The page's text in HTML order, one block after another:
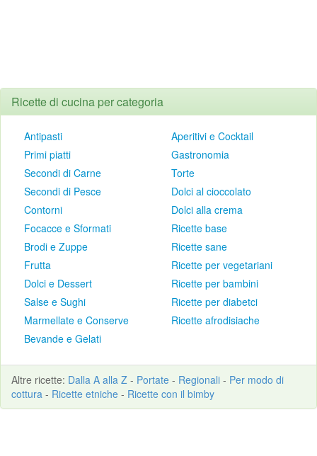
Ricette di cucina per categoria
Antipasti
Primi piatti
Secondi di Carne
Secondi di Pesce
Contorni
Focacce e Sformati
Brodi e Zuppe
Frutta
Dolci e Dessert
Salse e Sughi
Marmellate e Conserve
Bevande e Gelati
Aperitivi e Cocktail
Gastronomia
Torte
Dolci al cioccolato
Dolci alla crema
Ricette base
Ricette sane
Ricette per vegetariani
Ricette per bambini
Ricette per diabetci
Ricette afrodisiache
Altre ricette: Dalla A alla Z - Portate - Regionali - Per modo di
cottura - Ricette etniche - Ricette con il bimby